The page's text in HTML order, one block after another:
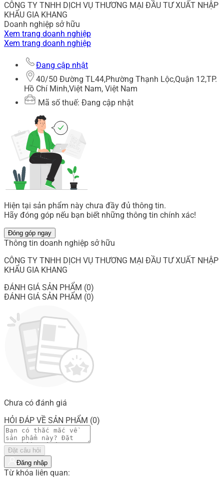
CÔNG TY TNHH DỊCH VỤ THƯƠNG MẠI ĐẦU TƯ XUẤT NHẬP
KHẨU GIA KHANG
Doanh nghiệp sở hữu
Xem trang doanh nghiệp
Xem trang doanh nghiệp
Đang cập nhật
40/50 Đường TL44,Phường Thạnh Lộc,Quận 12,TP.
Hồ Chí Minh,Việt Nam, Việt Nam
Mã số thuế: Đang cập nhật
Hiện tại sản phẩm này chưa đầy đủ thông tin.
Hãy đóng góp nếu bạn biết những thông tin chính xác!
Đóng góp ngay
Thông tin doanh nghiệp sở hữu
CÔNG TY TNHH DỊCH VỤ THƯƠNG MẠI ĐẦU TƯ XUẤT NHẬP
KHẨU GIA KHANG
ĐÁNH GIÁ SẢN PHẨM (0)
ĐÁNH GIÁ SẢN PHẨM (0)
Chưa có đánh giá
HỎI ĐÁP VỀ SẢN PHẨM (0)
Đặt câu hỏi
Đăng nhập
Từ khóa liên quan: